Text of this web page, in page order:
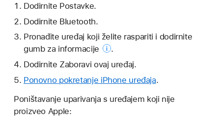
Dodirnite Postavke.
Dodirnite Bluetooth.
Pronađite uređaj koji želite raspariti i dodirnite
gumb za informacije
.
Dodirnite Zaboravi ovaj uređaj.
Ponovno pokretanje iPhone uređaja.
Poništavanje uparivanja s uređajem koji nije
proizveo Apple: